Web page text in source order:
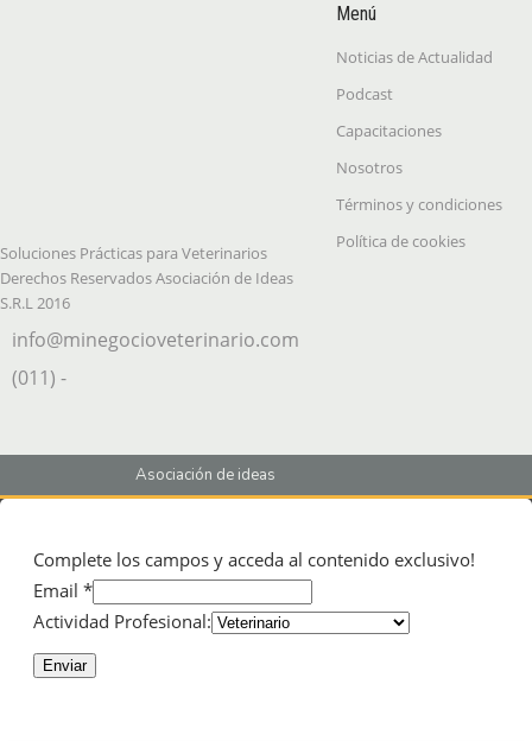
Soluciones Prácticas para Veterinarios
Derechos Reservados Asociación de Ideas
S.R.L 2016
info@minegocioveterinario.com
(011) -
Menú
Noticias de Actualidad
Podcast
Capacitaciones
Nosotros
Términos y condiciones
Política de cookies
Asociación de ideas
Complete los campos y acceda al contenido exclusivo!
Email *
Actividad Profesional:
Enviar